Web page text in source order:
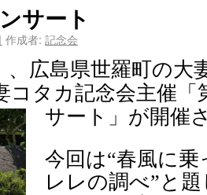
サート
作成者: 記念会
、広島県世羅町の大
コタカ記念会主催「
サート」が開催
今回は“春風に
レレの調べ”と